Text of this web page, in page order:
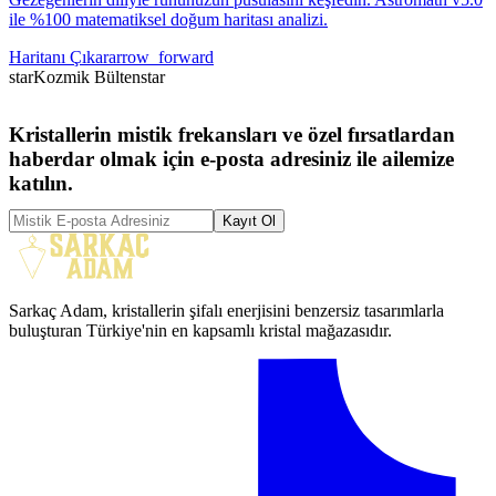
ile %100 matematiksel doğum haritası analizi.
Haritanı Çıkararrow_forward
starKozmik Bültenstar
Kristallerin mistik frekansları ve özel fırsatlardan
haberdar olmak için e-posta adresiniz ile ailemize
katılın.
Kayıt Ol
Sarkaç Adam, kristallerin şifalı enerjisini benzersiz tasarımlarla
buluşturan Türkiye'nin en kapsamlı kristal mağazasıdır.